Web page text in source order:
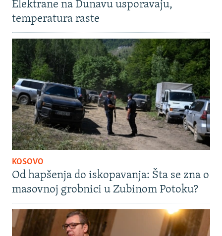
Elektrane na Dunavu usporavaju,
temperatura raste
KOSOVO
Od hapšenja do iskopavanja: Šta se zna o
masovnoj grobnici u Zubinom Potoku?